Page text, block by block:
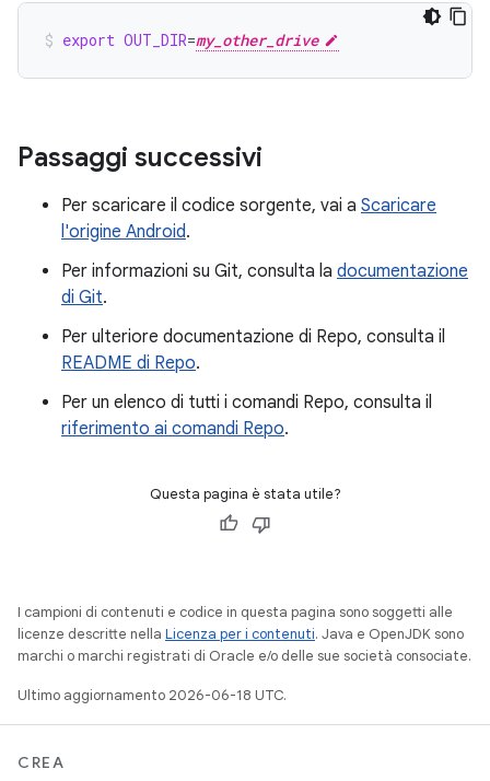
export OUT_DIR=my_other_drive
Passaggi successivi
Per scaricare il codice sorgente, vai a Scaricare
l'origine Android.
Per informazioni su Git, consulta la documentazione
di Git.
Per ulteriore documentazione di Repo, consulta il
README di Repo.
Per un elenco di tutti i comandi Repo, consulta il
riferimento ai comandi Repo.
Questa pagina è stata utile?
I campioni di contenuti e codice in questa pagina sono soggetti alle
licenze descritte nella Licenza per i contenuti. Java e OpenJDK sono
marchi o marchi registrati di Oracle e/o delle sue società consociate.
Ultimo aggiornamento 2026-06-18 UTC.
CREA